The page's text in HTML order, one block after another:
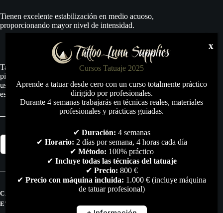
Tienen excelente estabilización en medio acuoso,
proporcionando mayor nivel de intensidad.
Tattoo Luna S.L. no se hace responsable del mal uso de estos
pigmentos, y por lo tanto no da ninguna garantía más allá del
uso adecuado para el dibujo en lienzos o láminas, fin al que
está destinado este producto.
BLACK
–
cantidad
Añadir al carrito
CATEGORÍAS: PIGMENTOS,TODO
ETIQUETAS:
Cursos Tatuaje 2025
Aprende a tatuar desde cero con un curso totalmente práctico
dirigido por profesionales.
Durante 4 semanas trabajarás en técnicas reales, materiales
profesionales y prácticas guiadas.
✔ Duración: 4 semanas
✔ Horario: 2 días por semana, 4 horas cada día
✔ Método: 100% práctico
✔ Incluye todas las técnicas del tatuaje
✔ Precio: 800 €
✔ Precio con máquina incluida: 1.000 € (incluye máquina
de tatuar profesional)
x